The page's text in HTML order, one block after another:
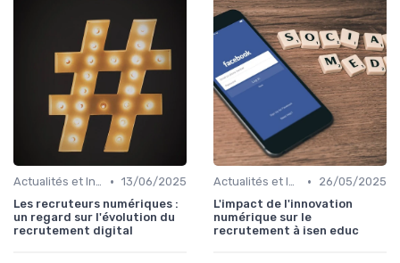
Actualités et Innovations en Recrutement • 13/06/2025
Les recruteurs numériques :
un regard sur l'évolution du
recrutement digital
Actualités et Innovations en Recrutement •
26/05/2025
L'impact de l'innovation
numérique sur le
recrutement à isen educ